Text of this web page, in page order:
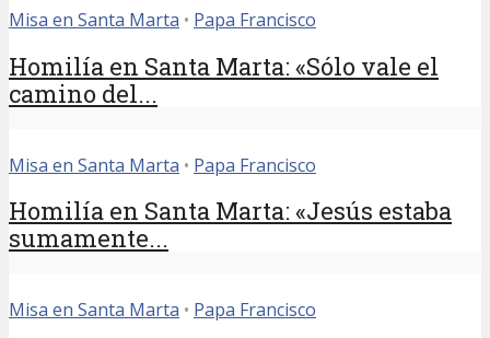
Misa en Santa Marta • Papa Francisco
Homilía en Santa Marta: «Sólo vale el
camino del...
Misa en Santa Marta • Papa Francisco
Homilía en Santa Marta: «Jesús estaba
sumamente...
Misa en Santa Marta • Papa Francisco